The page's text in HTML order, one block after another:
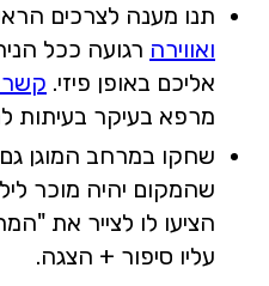
תנו מענה לצרכים
ואווירה רגועה ככל
אליכם באופן פיזי. קשר
מרפא בעיקר בעיתות
שחקו במרחב המוגן
שהמקום יהיה מוכר
הציעו לו לצייר את
עליו סיפור + הצגה.